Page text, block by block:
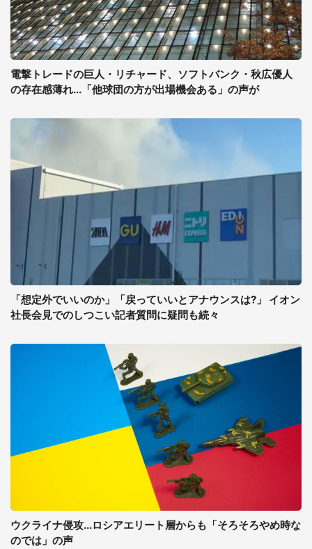
電撃トレードの巨人・リチャード、ソフトバンク・秋広優人
の存在感薄れ...「他球団の方が出場機会ある」の声が
「想定外でいいのか」「戻っていいとアナウンスは?」 イオン
社長会見でのしつこい記者質問に疑問も続々
ウクライナ侵攻...ロシアエリート層からも「そろそろやめ時な
のでは」の声